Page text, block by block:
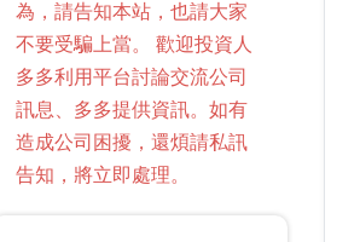
為，請告知本站，也請大家
不要受騙上當。 歡迎投資人
多多利用平台討論交流公司
訊息、多多提供資訊。如有
造成公司困擾，還煩請私訊
告知，將立即處理。